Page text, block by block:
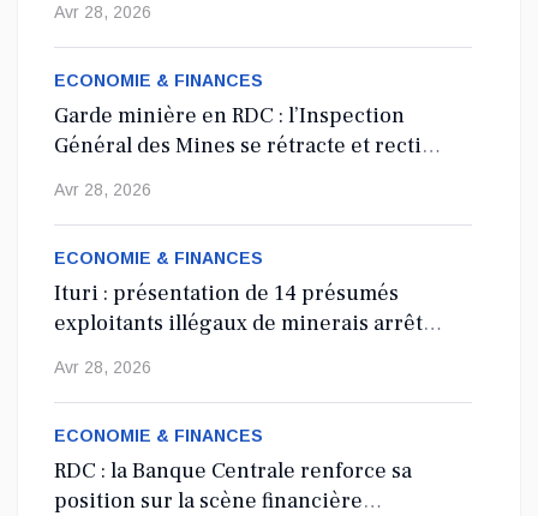
Avr 28, 2026
ECONOMIE & FINANCES
Garde minière en RDC : l’Inspection
Général des Mines se rétracte et rectifie
Avr 28, 2026
ECONOMIE & FINANCES
Ituri : présentation de 14 présumés
exploitants illégaux de minerais arrêtés
Avr 28, 2026
ECONOMIE & FINANCES
RDC : la Banque Centrale renforce sa
position sur la scène financière